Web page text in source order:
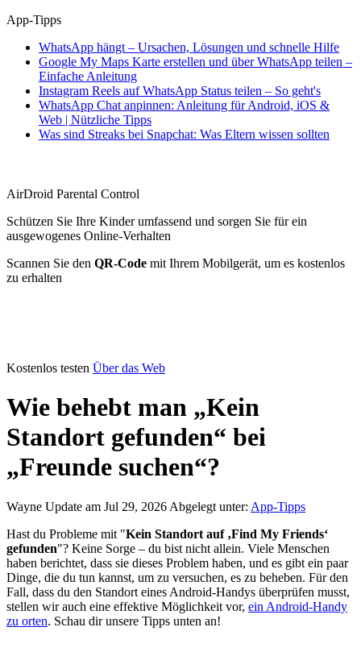
App-Tipps
WhatsApp hängt – Ursachen, Lösungen und schnelle Hilfe
Google My Maps Karte erstellen und über WhatsApp teilen –
Einfache Anleitung
Instagram Reels auf WhatsApp Status teilen – So geht's
WhatsApp Chat anpinnen: Anleitung für Android, iOS &
Web | Nützliche Tipps
Was sind Streaks bei Snapchat: Was Eltern wissen sollten
AirDroid Parental Control
Schützen Sie Ihre Kinder umfassend und sorgen Sie für ein
ausgewogenes Online-Verhalten
Scannen Sie den QR-Code mit Ihrem Mobilgerät, um es kostenlos
zu erhalten
Kostenlos testen Über das Web
Wie behebt man „Kein
Standort gefunden“ bei
„Freunde suchen“?
Wayne Update am Jul 29, 2026 Abgelegt unter: App-Tipps
Hast du Probleme mit "Kein Standort auf ‚Find My Friends‘
gefunden"? Keine Sorge – du bist nicht allein. Viele Menschen
haben berichtet, dass sie dieses Problem haben, und es gibt ein paar
Dinge, die du tun kannst, um zu versuchen, es zu beheben. Für den
Fall, dass du den Standort eines Android-Handys überprüfen musst,
stellen wir auch eine effektive Möglichkeit vor, ein Android-Handy
zu orten. Schau dir unsere Tipps unten an!